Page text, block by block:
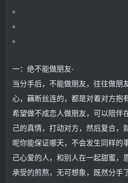
。
。
。
一：绝不能做朋友-
当分手后，不能做朋友，往往做朋
心，藕断丝连的，都是对着对方抱
希望做不成恋人做朋友，可以陪伴
己的真情，打动对方，然后复合，
呢你能保证哪天，不会发生同样的
己心爱的人，和别人在一起甜蜜，
承受的煎熬，无可想象，既然分手